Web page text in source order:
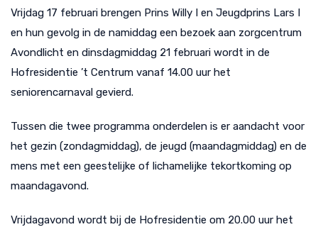
Vrijdag 17 februari brengen Prins Willy I en Jeugdprins Lars I
en hun gevolg in de namiddag een bezoek aan zorgcentrum
Avondlicht en dinsdagmiddag 21 februari wordt in de
Hofresidentie ’t Centrum vanaf 14.00 uur het
seniorencarnaval gevierd.
Tussen die twee programma onderdelen is er aandacht voor
het gezin (zondagmiddag), de jeugd (maandagmiddag) en de
mens met een geestelijke of lichamelijke tekortkoming op
maandagavond.
Vrijdagavond wordt bij de Hofresidentie om 20.00 uur het